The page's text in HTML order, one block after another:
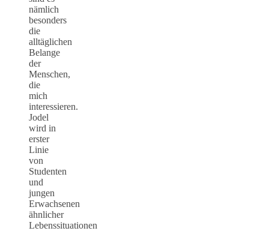
nämlich
besonders
die
alltäglichen
Belange
der
Menschen,
die
mich
interessieren.
Jodel
wird in
erster
Linie
von
Studenten
und
jungen
Erwachsenen
ähnlicher
Lebenssituationen